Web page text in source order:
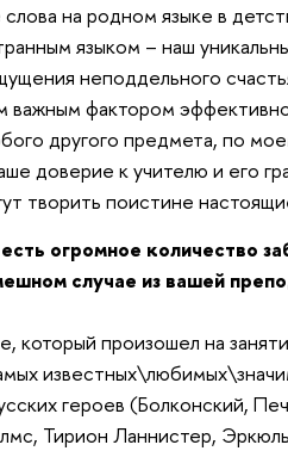
на родном языке в
языком – наш
неподдельного
фактором
другого предмета, по
доверие к учителю и его
творить поистине
огромное количество
случае из вашей
который произошел на
героев (Болконский,
Тирион Ланнистер,